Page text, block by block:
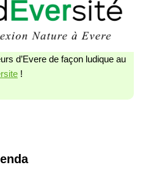
d’Evere de façon ludique au
!